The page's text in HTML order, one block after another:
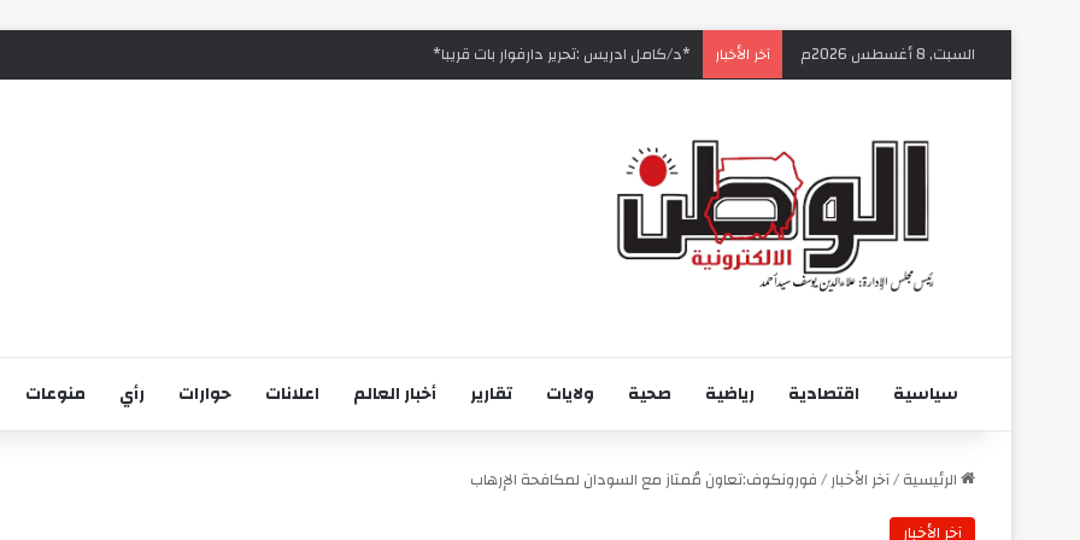
السبت, 8 أغسطس 2026م آخر الأخبار ‏*د/كامل ادريس :تحرير دارفوار بات قريبا*
سياسية اقتصادية رياضية صحية ولايات تقارير أخبار العالم اعلانات حوارات رأي منوعات
الرئيسية/آخر الأخبار/فورونكوف:تعاون مُمتاز مع السودان لمكافحة الإرهاب
آخر الأخبار